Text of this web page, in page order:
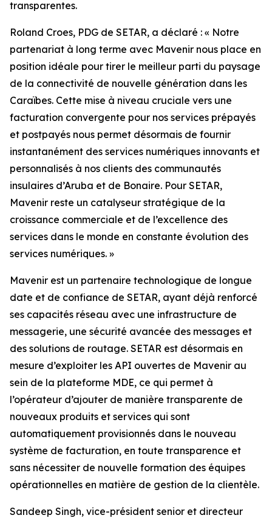
transparentes.
Roland Croes, PDG de SETAR, a déclaré : « Notre
partenariat à long terme avec Mavenir nous place en
position idéale pour tirer le meilleur parti du paysage
de la connectivité de nouvelle génération dans les
Caraïbes. Cette mise à niveau cruciale vers une
facturation convergente pour nos services prépayés
et postpayés nous permet désormais de fournir
instantanément des services numériques innovants et
personnalisés à nos clients des communautés
insulaires d’Aruba et de Bonaire. Pour SETAR,
Mavenir reste un catalyseur stratégique de la
croissance commerciale et de l’excellence des
services dans le monde en constante évolution des
services numériques. »
Mavenir est un partenaire technologique de longue
date et de confiance de SETAR, ayant déjà renforcé
ses capacités réseau avec une infrastructure de
messagerie, une sécurité avancée des messages et
des solutions de routage. SETAR est désormais en
mesure d’exploiter les API ouvertes de Mavenir au
sein de la plateforme MDE, ce qui permet à
l’opérateur d’ajouter de manière transparente de
nouveaux produits et services qui sont
automatiquement provisionnés dans le nouveau
système de facturation, en toute transparence et
sans nécessiter de nouvelle formation des équipes
opérationnelles en matière de gestion de la clientèle.
Sandeep Singh, vice-président senior et directeur